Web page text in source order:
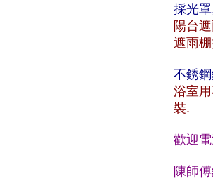
採光
陽台
遮雨
不銹
浴室
裝.
歡迎
陳師